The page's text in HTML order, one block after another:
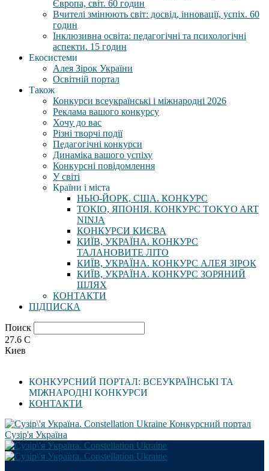
Європа, світ. 60 годин
Вчителі змінюють світ: досвід, інновації, успіх. 60
годин
Інклюзивна освіта: педагогічні та психологічні
аспекти. 15 годин
Екосистеми
Алея Зірок України
Освітній портал
Також
Конкурси всеукраїнські і міжнародні 2026
Реклама вашого конкурсу
Хочу до вас
Різні творчі події
Педагогічні конкурси
Динаміка вашого успіху
Конкурсні повідомлення
У світі
Країни і міста
НЬЮ-ЙОРК, США. КОНКУРС
ТОКІО, ЯПОНІЯ. КОНКУРС TOKYO ART
NINJA
КОНКУРСИ КИЄВА
КИЇВ, УКРАЇНА. КОНКУРС
ТАЛАНОВИТЕ ЛІТО
КИЇВ, УКРАЇНА. КОНКУРС АЛЕЯ ЗІРОК
КИЇВ, УКРАЇНА. КОНКУРС ЗОРЯНИЙ
ШЛЯХ
КОНТАКТИ
ПІДПИСКА
Поиск
27.6 C
Киев
КОНКУРСНИЙ ПОРТАЛ: ВСЕУКРАЇНСЬКІ ТА
МІЖНАРОДНІ КОНКУРСИ
КОНТАКТИ
Конкурсний портал
Сузір'я Україна